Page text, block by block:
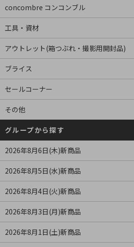
concombre コンコンブル
工具・資材
アウトレット(箱つぶれ・撮影用開封品)
ブライス
セールコーナー
その他
グループから探す
2026年8月6日(木)新商品
2026年8月5日(水)新商品
2026年8月4日(火)新商品
2026年8月3日(月)新商品
2026年8月1日(土)新商品